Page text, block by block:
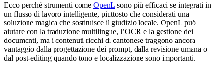
Ecco perché strumenti come OpenL sono più efficaci se integrati in
un flusso di lavoro intelligente, piuttosto che considerati una
soluzione magica che sostituisce il giudizio locale. OpenL può
aiutare con la traduzione multilingue, l’OCR e la gestione dei
documenti, ma i contenuti ricchi di cantonese traggono ancora
vantaggio dalla progettazione dei prompt, dalla revisione umana o
dal post-editing quando tono e localizzazione sono importanti.